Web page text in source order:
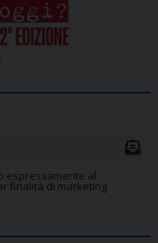
espressamente al
finalità di marketing